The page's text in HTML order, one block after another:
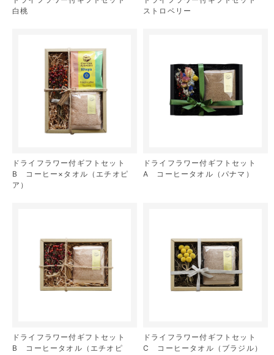
白桃
ストロベリー
ドライフラワー付ギフトセット
B コーヒー×タオル（エチオピ
ア）
ドライフラワー付ギフトセット
A コーヒータオル（パナマ）
ドライフラワー付ギフトセット
B コーヒータオル（エチオピ
ドライフラワー付ギフトセット
C コーヒータオル（ブラジル）